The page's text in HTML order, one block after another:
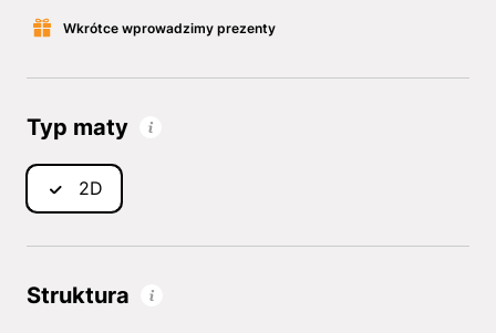
Wkrótce wprowadzimy prezenty
Typ maty
2D
Struktura